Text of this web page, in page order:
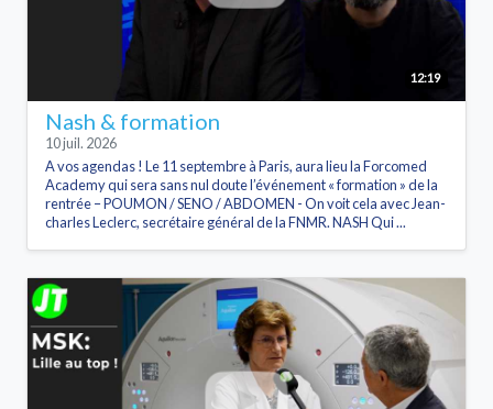
12:19
Nash & formation
10 juil. 2026
A vos agendas ! Le 11 septembre à Paris, aura lieu la Forcomed
Academy qui sera sans nul doute l’événement « formation » de la
rentrée – POUMON / SENO / ABDOMEN - On voit cela avec Jean-
charles Leclerc, secrétaire général de la FNMR. NASH Qui ...